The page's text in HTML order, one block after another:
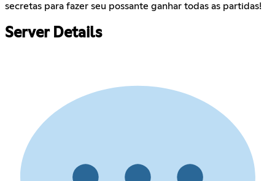
secretas para fazer seu possante ganhar todas as partidas!
Server Details